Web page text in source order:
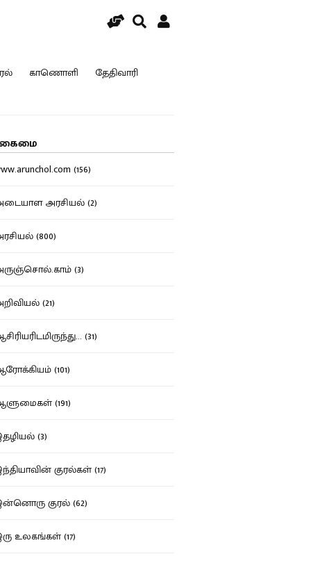
காணொளி தேதிவாரி
(156)
அரசியல் (2)
(800)
(3)
(21)
(31)
(101)
(191)
(3)
குரல்கள் (17)
குரல் (62)
உலகங்கள் (17)